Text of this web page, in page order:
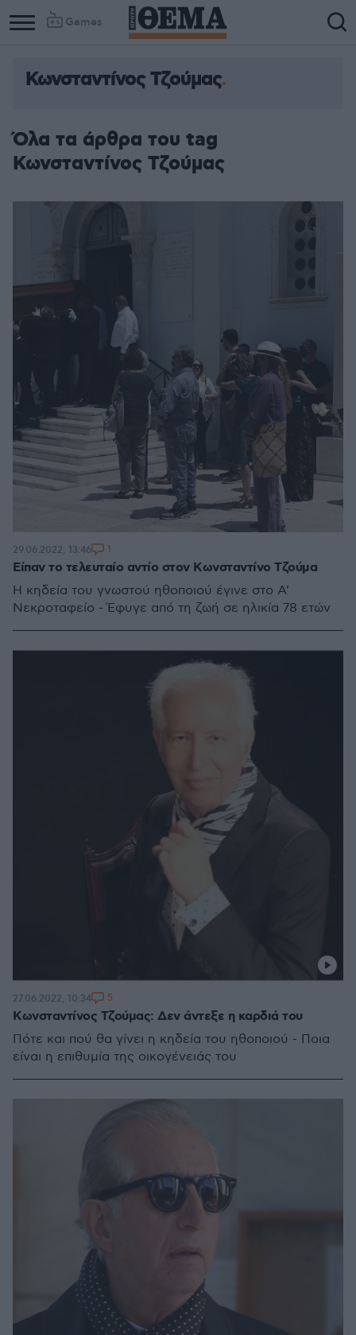
Games
Κωνσταντίνος Τζούμας
Όλα τα άρθρα του tag
Κωνσταντίνος Τζούμας
Είπαν το τελευταίο αντίο στον Κωνσταντίνο Τζούμα
Η κηδεία του γνωστού ηθοποιού έγινε στο Α'
Νεκροταφείο - Έφυγε από τη ζωή σε ηλικία 78 ετών
29.06.2022, 13:46 1
Κωνσταντίνος Τζούμας: Δεν άντεξε η καρδιά του
Πότε και πού θα γίνει η κηδεία του ηθοποιού - Ποια
είναι η επιθυμία της οικογένειάς του
27.06.2022, 10:34 5